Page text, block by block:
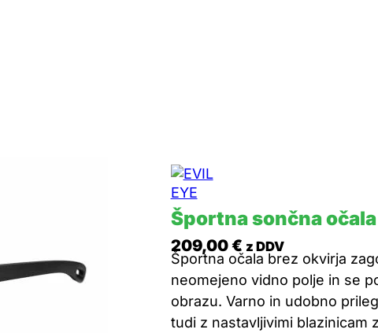
Športna sončna
209,00€ z DDV
Športna očala brez okvirja
neomejeno vidno polje in se
obrazu. Varno in udobno
tudi z nastavljivimi blazinicam